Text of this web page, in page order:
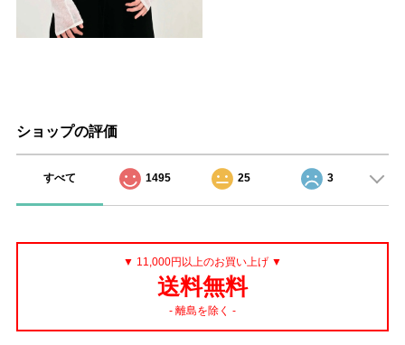
ショップの評価
すべて 1495 25 3
▼ 11,000円以上のお買い上げ ▼
送料無料
- 離島を除く -